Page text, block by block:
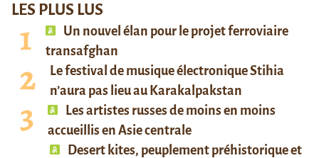
LES PLUS LUS
Un nouvel élan pour le projet ferroviaire
transafghan
Le festival de musique électronique Stihia
n’aura pas lieu au Karakalpakstan
Les artistes russes de moins en moins
accueillis en Asie centrale
Desert kites, peuplement préhistorique et